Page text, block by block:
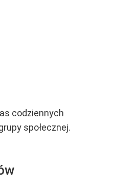
codziennych
społecznej.